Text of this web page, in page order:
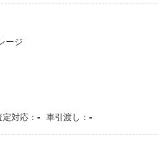
ージ
定対応： - 車引渡し： -